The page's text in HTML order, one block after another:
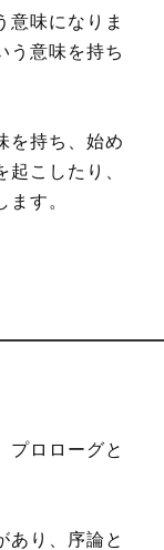
意味になりま
う意味を持ち
を持ち、始め
こしたり、
す。
プロローグと
あり、序論と